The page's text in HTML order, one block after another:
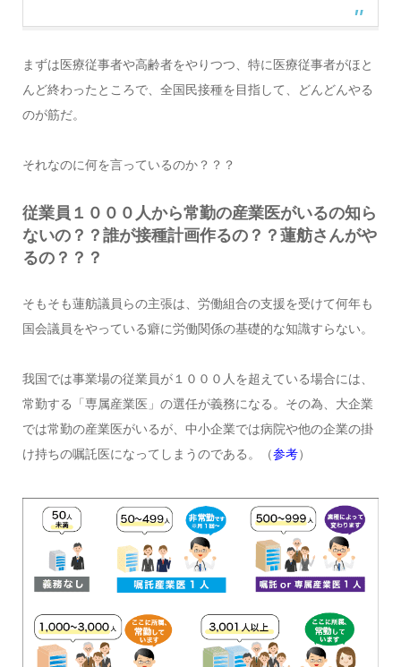
まずは医療従事者や高齢者をやりつつ、特に医療従事者がほと
んど終わったところで、全国民接種を目指して、どんどんやる
のが筋だ。
それなのに何を言っているのか？？？
従業員１０００人から常勤の産業医がいるの知ら
ないの？？誰が接種計画作るの？？蓮舫さんがや
るの？？？
そもそも蓮舫議員らの主張は、労働組合の支援を受けて何年も
国会議員をやっている癖に労働関係の基礎的な知識すらない。
我国では事業場の従業員が１０００人を超えている場合には、
常勤する「専属産業医」の選任が義務になる。その為、大企業
では常勤の産業医がいるが、中小企業では病院や他の企業の掛
け持ちの嘱託医になってしまうのである。（参考）